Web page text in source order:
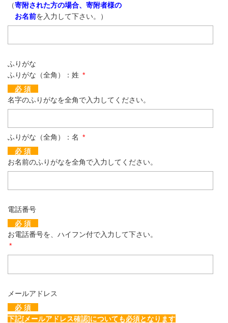
（寄附された方の場合、寄附者様の
お名前を入力して下さい。）
ふりがな
ふりがな（全角）：姓 *
必 須
名字のふりがなを全角で入力してください。
ふりがな（全角）：名 *
必 須
お名前のふりがなを全角で入力してください。
電話番号
必 須
お電話番号を、ハイフン付で入力して下さい。
*
メールアドレス
必 須
下記[メールアドレス確認]についても必須となります